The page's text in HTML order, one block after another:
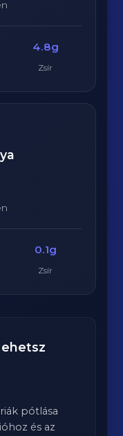
4.8g
Zsír
0.1g
Zsír
pótlása
és az